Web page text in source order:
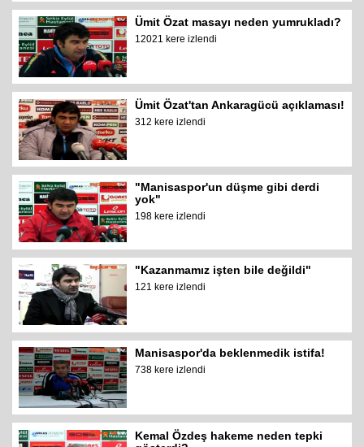
Ümit Özat masayı neden yumrukladı?
12021 kere izlendi
Ümit Özat'tan Ankaragücü açıklaması!
312 kere izlendi
"Manisaspor'un düşme gibi derdi
yok"
198 kere izlendi
"Kazanmamız işten bile değildi"
121 kere izlendi
Manisaspor'da beklenmedik istifa!
738 kere izlendi
Kemal Özdeş hakeme neden tepki